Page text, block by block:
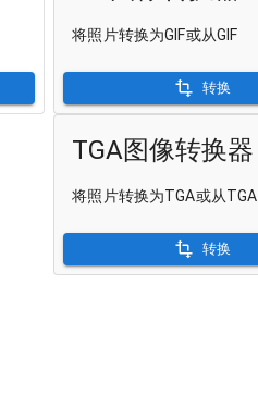
将照片转换为GIF或从GIF
转换
TGA图像转换器
将照片转换为TGA或从TGA
转换